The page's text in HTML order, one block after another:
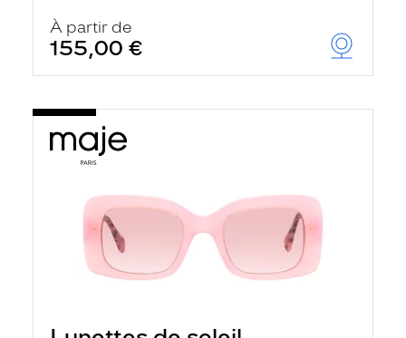
À partir de
155,00 €